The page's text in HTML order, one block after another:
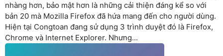
nhàng hơn, bảo mật hơn là những cải thiện đáng kể so với
bản 20 mà Mozilla Firefox đã hứa mang đến cho người dùng.
Hiện tại Congtoan đang sử dụng 3 trình duyệt đó là Firefox,
Chrome và Internet Explorer. Nhưng...